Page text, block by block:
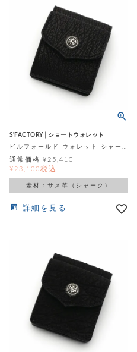
S'FACTORY│ショートウォレット
通常価格 ¥ 25,410
¥ 23,100税込
素材：サメ革（シャーク）
詳細を見る